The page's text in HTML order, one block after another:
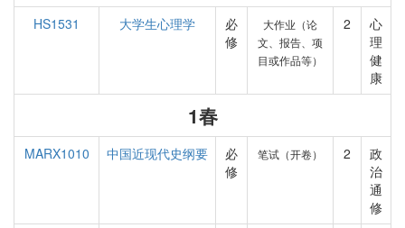
HS1531 大学生心理学
必
修
大作业（论
文、报告、项
目或作品等）
2
心
理
健
康
1春
MARX1010 中国近现代史纲要
必
修
笔试（开卷） 2
政
治
通
修